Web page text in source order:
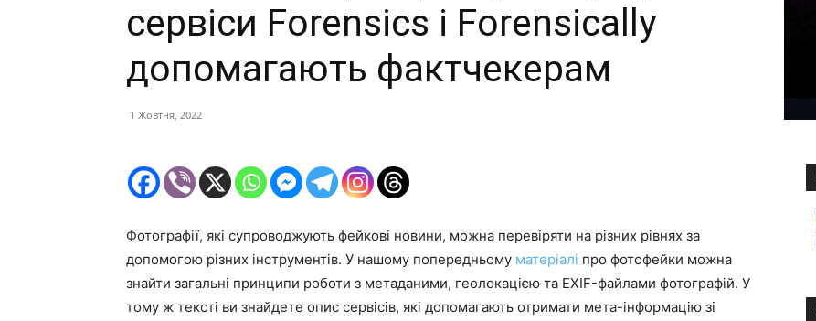
сервіси Forensics і Forensically
допомагають фактчекерам
1 Жовтня, 2022
Фотографії, які супроводжують фейкові новини, можна перевіряти на різних рівнях за
допомогою різних інструментів. У нашому попередньому матеріалі про фотофейки можна
знайти загальні принципи роботи з метаданими, геолокацією та EXIF-файлами фотографій. У
тому ж тексті ви знайдете опис сервісів, які допомагають отримати мета-інформацію зі